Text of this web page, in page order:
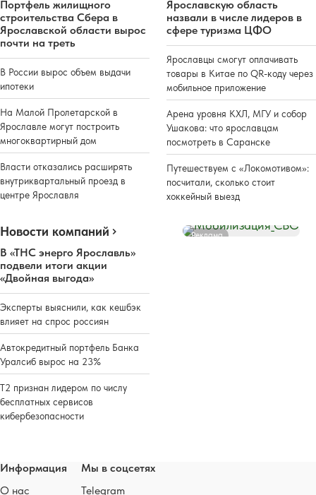
Портфель жилищного
строительства Сбера в
Ярославской области вырос
почти на треть
В России вырос объем выдачи
ипотеки
На Малой Пролетарской в
Ярославле могут построить
многоквартирный дом
Власти отказались расширять
внутриквартальный проезд в
центре Ярославля
Ярославскую область
назвали в числе лидеров в
сфере туризма ЦФО
Ярославцы смогут оплачивать
товары в Китае по QR-коду через
мобильное приложение
Арена уровня КХЛ, МГУ и собор
Ушакова: что ярославцам
посмотреть в Саранске
Путешествуем с «Локомотивом»:
посчитали, сколько стоит
хоккейный выезд
Новости компаний
В «ТНС энерго Ярославль»
подвели итоги акции
«Двойная выгода»
Эксперты выяснили, как кешбэк
влияет на спрос россиян
Автокредитный портфель Банка
Уралсиб вырос на 23%
Т2 признан лидером по числу
бесплатных сервисов
кибербезопасности
Реклама
Информация
О нас
Мы в соцсетях
Telegram